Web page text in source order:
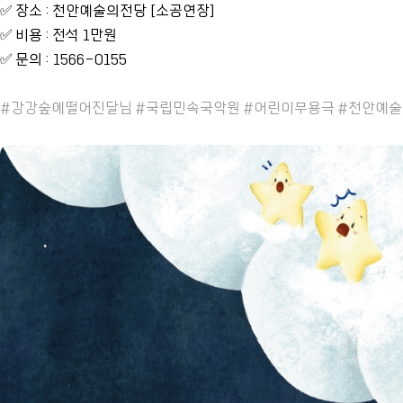
✅ 장소 : 천안예술의전당 [소공연장]
✅ 비용 : 전석 1만원
✅ 문의 : 1566-0155
#강강숲에떨어진달님 #국립민속국악원 #어린이무용극 #천안예